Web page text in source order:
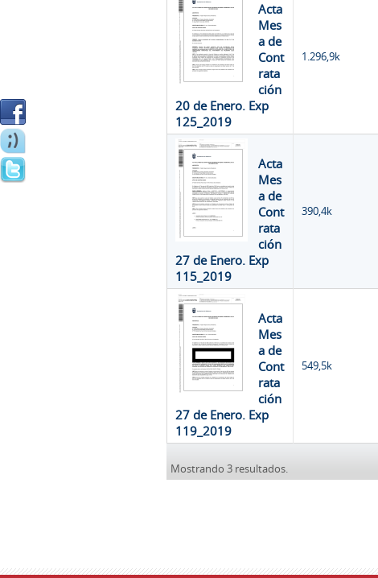
Acta
Mes
a de
Cont
rata
ción
20 de Enero. Exp
125_2019
1.296,9k
Acta
Mes
a de
Cont
rata
ción
27 de Enero. Exp
115_2019
390,4k
Acta
Mes
a de
Cont
rata
ción
27 de Enero. Exp
119_2019
549,5k
Mostrando 3 resultados.